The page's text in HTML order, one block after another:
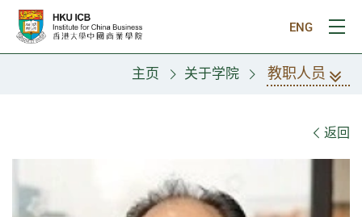
跳往主要内容
ENG
打
主页 关于学院 教职人员
返回